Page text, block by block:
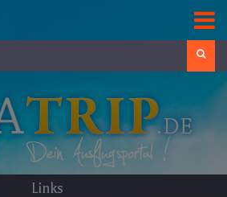
Links